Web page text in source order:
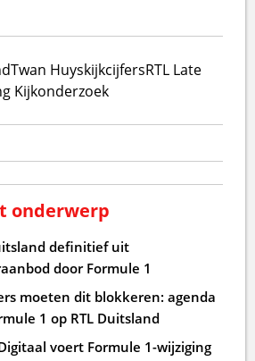
Twan HuyskijkcijfersRTL Late
Kijkonderzoek
onderwerp
definitief uit
door Formule 1
moeten dit blokkeren: agenda
1 op RTL Duitsland
voert Formule 1-wijziging